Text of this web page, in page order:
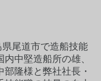
尾道市で造船技能
中堅造船所の雄、
隆様と弊社社長・